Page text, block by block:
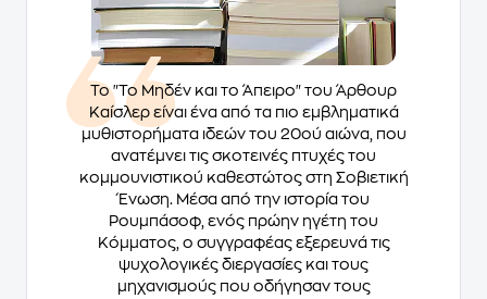
Το "Το Μηδέν και το Άπειρο" του Άρθουρ
Καίσλερ είναι ένα από τα πιο εμβληματικά
μυθιστορήματα ιδεών του 20ού αιώνα, που
ανατέμνει τις σκοτεινές πτυχές του
κομμουνιστικού καθεστώτος στη Σοβιετική
Ένωση. Μέσα από την ιστορία του
Ρουμπάσοφ, ενός πρώην ηγέτη του
Κόμματος, ο συγγραφέας εξερευνά τις
ψυχολογικές διεργασίες και τους
μηχανισμούς που οδήγησαν τους